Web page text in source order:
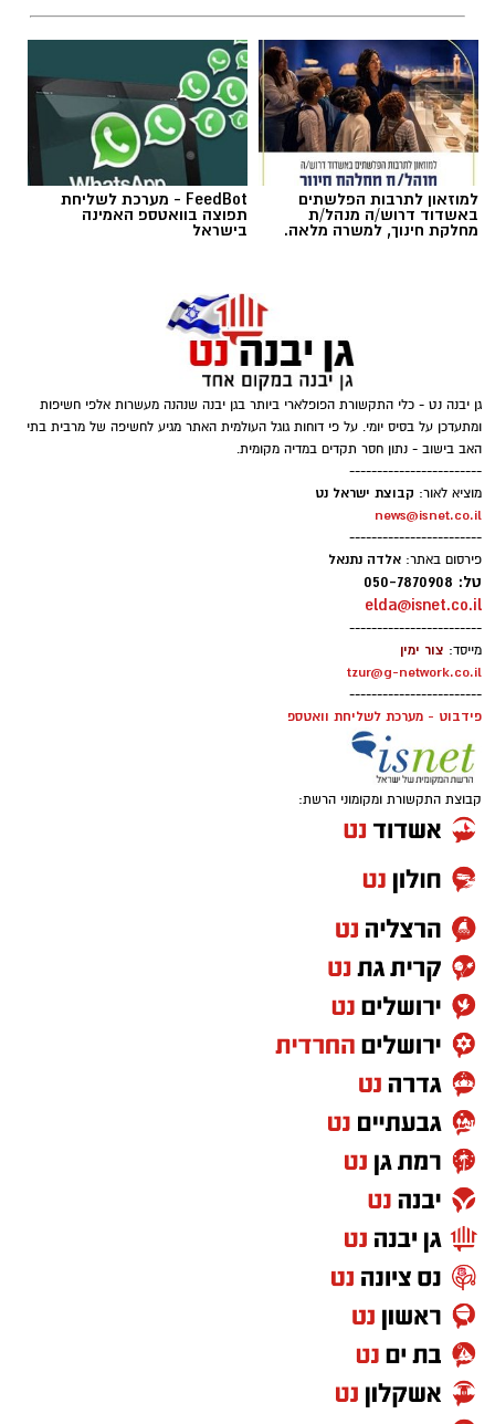
צילומים: משרד הבריאות
משרד הבריאות פרסם אזהרה לציבור מפני שימוש
במוצרי שיער נוספים שנתפסו במסגרת מבצע
פיקוח שנערך בתשעה סניפי רשת "מרכז
ההחלקות".
האזהרה מתפרסמת לאחר שבדיקות מעבדה
הושלמו לכלל המוצרים שנאספו במהלך המבצע,
ובהמשך להודעת משרד הבריאות שפורסמה בחודש
יולי.
בין המוצרים שנמצאו ואינם רשומים במאגרי משרד
הבריאות, ולכן חל איסור לשווקם:
PROTEIN + MINERAL PREMIUM HAIR
STRAIGHTENING
Protein Mineral Premium Pre Treatment
Shampoo
HAIR STRAIGHTENING GEL
במאגרי משרד הבריאות, מסומן כמכיל
גליאוקסילית– רכיב האסור לשימוש בתכשירים
להחלקת שיער בישראל.
במשרד הבריאות מסבירים כי קיים קשר סיבתי בין
שימוש במוצרי החלקת שיער המכילים חומצה
גליאוקסילית לבין תופעות לוואי חמורות, ובהן
מקרים של כשל כלייתי
עוד נמסר כי בבדיקה שערכה המחלקה לתמרוקים
מול היצרן הרשום במאגר, חברת "תלתל", התברר
כי נמצאו בביקורת מוצרים הנושאים את השמות
Revival Riginol PRO
לדבריה לא יוצרו על ידה. בעקבות זאת קיים חשש
באשר למקורם, להרכבם ולבטיחותם.
למוזאון לתרבות הפלשתים
באשדוד דרוש/ה מנהל/ת
מחלקת חינוך, למשרה מלאה.
FeedBot - מערכת לשליחת
תפוצה בוואטספ האמינה
בישראל
גן יבנה נט - כלי התקשורת הפופלארי ביותר בגן יבנה שנהנה מעשרות אלפי חשיפות
ומתעדכן על בסיס יומי. על פי דוחות גוגל העולמית האתר מגיע לחשיפה של מרבית בתי
האב בישוב - נתון חסר תקדים במדיה מקומית.
------------------------
מוציא לאור: קבוצת ישראל נט
news@isnet.co.il
------------------------
פירסום באתר: אלדה נתנאל
טל: 050-7870908
elda@isnet.co.il
------------------------
מייסד: צור ימין
tzur@g-network.co.il
------------------------
פידבוט - מערכת לשליחת וואטספ
קבוצת התקשורת ומקומוני הרשת: